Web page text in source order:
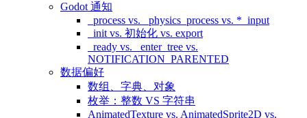
Godot 通知
_process vs. _physics_process vs. *_input
_init vs. 初始化 vs. export
_ready vs. _enter_tree vs.
NOTIFICATION_PARENTED
数据偏好
数组、字典、对象
枚举：整数 VS 字符串
AnimatedTexture vs. AnimatedSprite2D vs.